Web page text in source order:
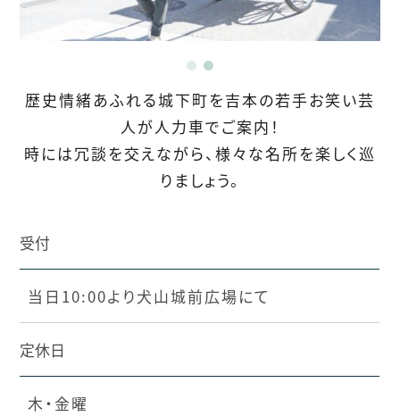
お取引先様用通報窓口
ご予約TOPへ
歴史情緒あふれる城下町を吉本の若手お笑い芸
人が人力車でご案内！
時には冗談を交えながら、様々な名所を楽しく巡
りましょう。
受付
当日10:00より犬山城前広場にて
定休日
木・金曜